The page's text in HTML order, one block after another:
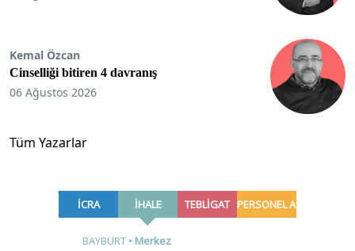
Kemal Özcan
Cinselliği bitiren 4 davranış
06 Ağustos 2026
Tüm Yazarlar